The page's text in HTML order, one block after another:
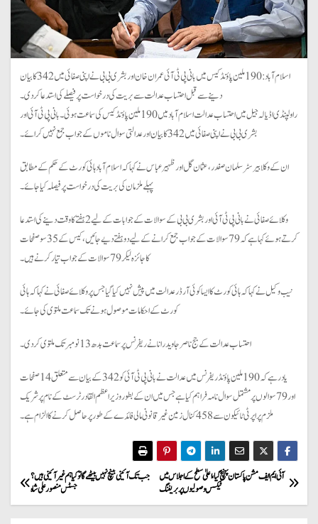
اسلام آباد: 190 ملین پاؤنڈ کیس میں بانی پی ٹی آئی عمران خان اور بشری بی بی نے اپنی صفائی میں 342 کا بیان
دینے سے قبل احتساب عدالت سے بریت کی درخواست پر فیصلے کی استدعا کردی۔
راولپنڈی اڈیالہ جیل میں احتساب عدالت اسلام آباد میں 190 ملین پاؤنڈ کیس کی سماعت ہوئی۔ بانی پی ٹی آئی اور
بشری بی بی نے اپنی صفائی میں 342 کا بیان اور عدالتی سوال ناموں کے جواب جمع نہیں کرائے۔
ان کے وکلا بیرسٹر سلمان صفدر ، عثمان گل اور ظہیر عباس نے کہا کہ اسلام آباد ہائی کورٹ کے حکم کے مطابق
پہلے ملزمان کی بریت کی درخواست پر فیصلہ کیا جائے۔
وکلائے صفائی نے بانی پی ٹی آئی اور بشری بی بی کے سوالات کے جوابات کے لیے 2 ہفتے کا وقت دینے کی استدعا
کرتے ہوئے کہا ہے کہ 79 سوالات کے جواب جمع کرانے کے لیے دو ہفتے دیے جائیں ، کیس کے 35 سو صفحات
کا جائزہ لیکر 79 سوالات کے جواب تیار کرنے ہیں۔
نیب وکیل نے کہا کہ ہائی کورٹ کا ایسا کوئی آرڈر عدالت میں پیش نہیں کیا گیا جس پر وکلائے صفائی نے کہا کہ ہائی
کورٹ کے احکامات موصول ہونے تک سماعت ملتوی کی جائے۔
احتساب عدالت کے جج ناصر جاوید رانا نے ریفرنس پر سماعت بدھ 13 نومبر تک ملتوی کر دی۔
یاد رہے کہ 190 ملین پاؤنڈ ریفرنس میں عدالت نے بانی پی ٹی آئی کو 342 کے بیان سے متعلق 14 صفحات
اور 79 سوالوں پر مشتمل سوال نامہ فراہم کیا ہے جس میں ان کے بطور وزیراعظم القادر ٹرسٹ کے نام پر شریک
ملزم پراپرٹی ٹائیکون سے 458 کنال زمین غیر قانونی مالی فائدے کے طور پر حاصل کرنے کا الزام ہے۔
P
o
جب تک آئینی بینچ نہیں بیٹھے گا تو کیا ہم غیر آئینی ہیں؟
جسٹس منصور علی شاہ
آئی ایم ایف مشن پاکستان پہنچ گیا، اعلیٰ سطح کے اجلاس میں
ٹیکس وصولیوں پر بریفنگ